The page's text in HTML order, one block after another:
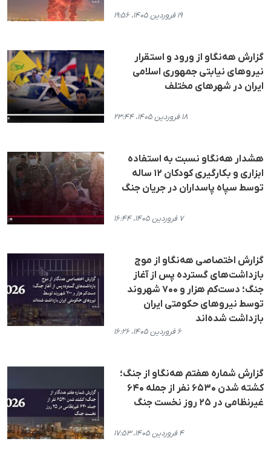
۱۹ فروردین ۱۴۰۵، ۱۹:۵۶
گزارش هەنگاو از ورود و استقرار
نیروهای نیابتی جمهوری اسلامی
ایران در شهرهای مختلف
۱۸ فروردین ۱۴۰۵، ۲۳:۴۴
هشدار هه‌نگاو نسبت به استفاده
ابزاری و بکارگیری کودکان ۱۲ ساله
توسط سپاه پاسداران در جریان جنگ
۷ فروردین ۱۴۰۵، ۱۶:۴۴
گزارش اختصاصی هه‌نگاو از موج
بازداشت‌های گسترده پس از آغاز
جنگ؛ دست‌کم هزار و ۷۰۰ شهروند
توسط نیروهای حکومتی ایران
بازداشت شده‌اند
۶ فروردین ۱۴۰۵، ۱۶:۲۶
گزارش شماره هفتم هه‌نگاو از جنگ؛
کشته شدن ۶۵۳۰ نفر از جمله ۶۴۰
غیرنظامی در ۲۵ روز نخست جنگ
۴ فروردین ۱۴۰۵، ۱۷:۵۳